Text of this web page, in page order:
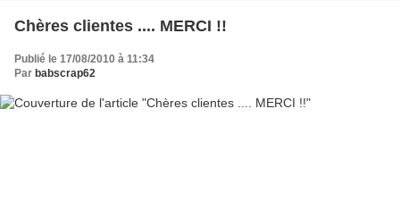
Chères clientes .... MERCI !!
Publié le 17/08/2010 à 11:34
Par babscrap62